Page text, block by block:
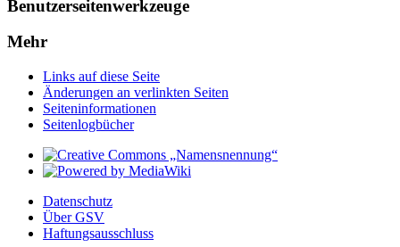
Benutzerseitenwerkzeuge
Mehr
Links auf diese Seite
Änderungen an verlinkten Seiten
Seiten­­informationen
Seitenlogbücher
Datenschutz
Über GSV
Haftungsausschluss